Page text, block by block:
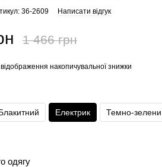
36-2609 Написати відгук
1 466 грн
накопичувальної знижки
Електрик Темно-
одягу